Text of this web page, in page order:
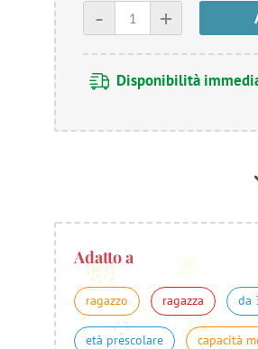
+
-
Disponibilità
Adatto a
ragazzo ragazza da
età prescolare capacità